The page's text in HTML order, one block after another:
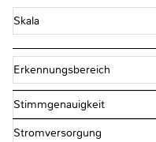
Skala
Erkennungsbereich
Stimmgenauigkeit
Stromversorgung